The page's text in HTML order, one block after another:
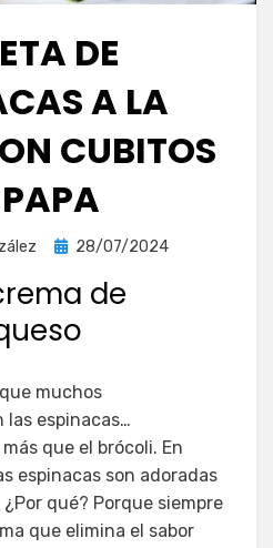
DE
A LA
CUBITOS
Publicada
28/07/2024
de
muchos
las espinacas…
que el brócoli. En
espinacas son adoradas
qué? Porque siempre
que elimina el sabor